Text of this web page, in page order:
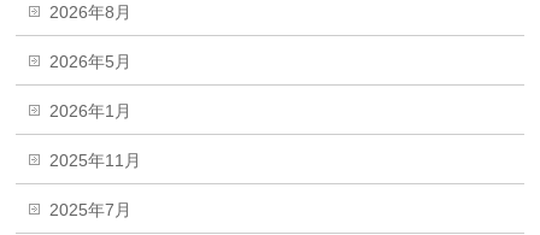
2026年8月
2026年5月
2026年1月
2025年11月
2025年7月